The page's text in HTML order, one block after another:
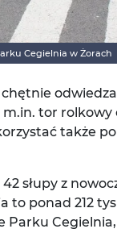
Cegielnia w Żorach
tor rolkowy
także
słupy z
ponad 212
Parku